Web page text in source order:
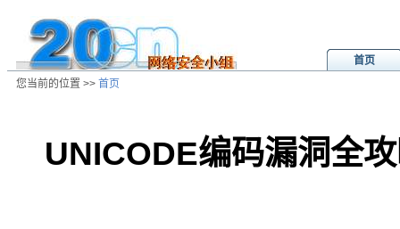
首页
您当前的位置 >> 首页
UNICODE编码漏洞全